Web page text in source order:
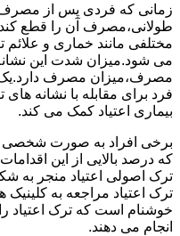
زمانی که فردی پس از
طولانی،مصرف آن را قطع
مختلفی مانند خماری و
می شود.میزان شدت این
مصرف،میزان مصرف دارد.یک
فرد برای مقابله با نشانه
بیماری اعتیاد کمک می کند.
برخی افراد به صورت شخصی
که درصد بالایی از این
ترک اصولی اعتیاد منجر به
ترک اعتیاد مراجعه به کلینیک
خوشنام است که ترک اعتیاد
انجام می دهند.